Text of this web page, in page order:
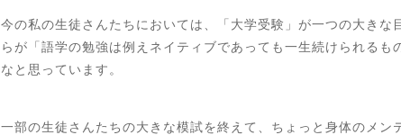
今の私の生徒さんたちにおいては、「大学受験」が一つの大き
らが「語学の勉強は例えネイティブであっても一生続けられる
なと思っています。
一部の生徒さんたちの大きな模試を終えて、ちょっと身体のメン